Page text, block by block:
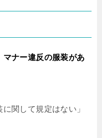
マナー違反の服装があ
関して規定はない」